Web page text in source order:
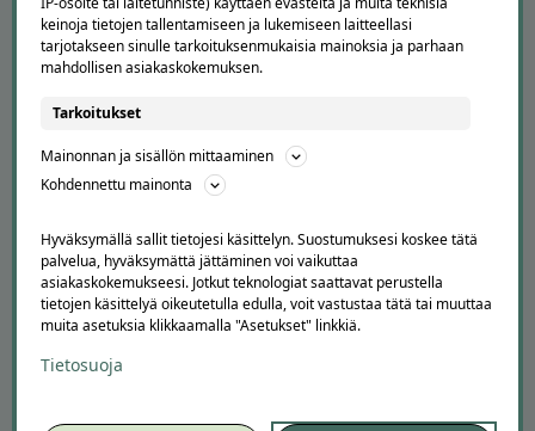
Markkinoi Offerillassa
Vaikuttajayhteistyö
LATAA APPI
keinoja tietojen tallentamiseen ja lukemiseen laitteellasi
tarjotakseen sinulle tarkoituksenmukaisia mainoksia ja parhaan
mahdollisen asiakaskokemuksen.
Tarkoitukset
Mainonnan ja sisällön mittaaminen
Kohdennettu mainonta
Hyväksymällä sallit tietojesi käsittelyn. Suostumuksesi koskee tätä
palvelua, hyväksymättä jättäminen voi vaikuttaa
asiakaskokemukseesi. Jotkut teknologiat saattavat perustella
tietojen käsittelyä oikeutetulla edulla, voit vastustaa tätä tai muuttaa
muita asetuksia klikkaamalla "Asetukset" linkkiä.
Tietosuoja